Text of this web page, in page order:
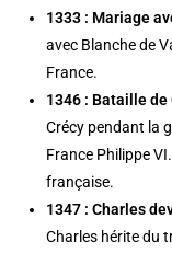
1333 : Mariage
avec Blanche de
France.
1346 : Bataille de
Crécy pendant la
France Philippe
française.
1347 : Charles
Charles hérite du